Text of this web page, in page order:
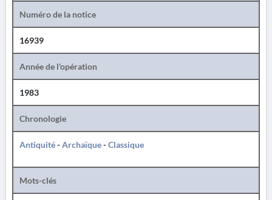
Numéro de la notice
16939
Année de l'opération
1983
Chronologie
Antiquité-Archaïque-Classique
Mots-clés